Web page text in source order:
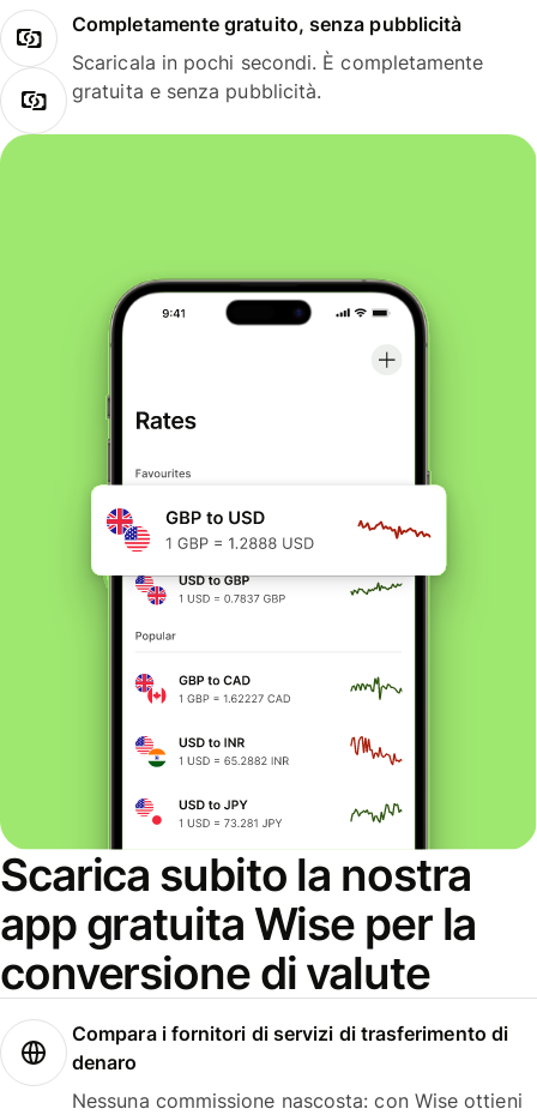
Completamente gratuito, senza pubblicità
Scaricala in pochi secondi. È completamente
gratuita e senza pubblicità.
Scarica subito la nostra
app gratuita Wise per la
conversione di valute
Compara i fornitori di servizi di trasferimento di
denaro
Nessuna commissione nascosta: con Wise ottieni